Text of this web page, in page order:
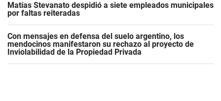
Matías Stevanato despidió a siete empleados municipales
por faltas reiteradas
Con mensajes en defensa del suelo argentino, los
mendocinos manifestaron su rechazo al proyecto de
Inviolabilidad de la Propiedad Privada